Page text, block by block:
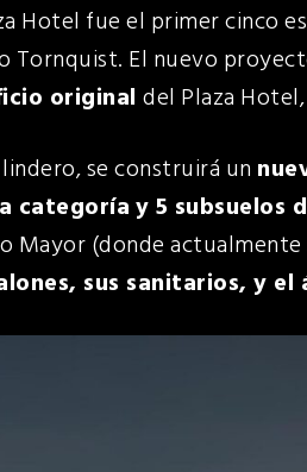
Hotel fue el primer
Tornquist. El nuevo
original del Plaza
se construirá un
categoríay 5 subsuelos
Mayor (donde
sus sanitarios, y